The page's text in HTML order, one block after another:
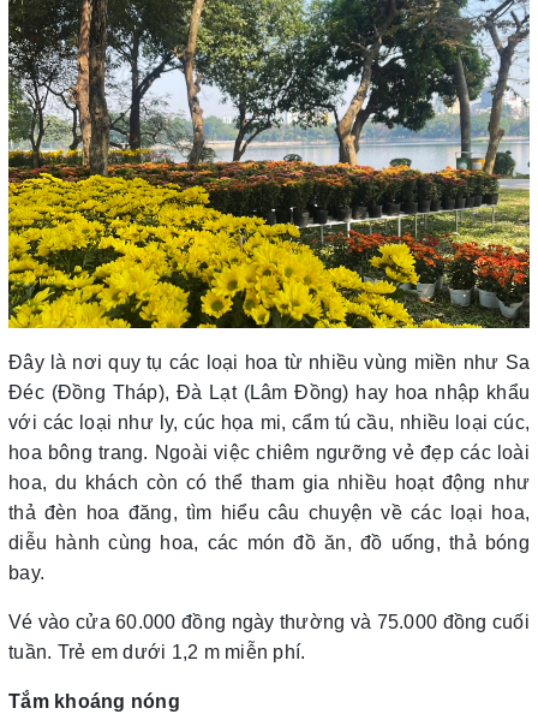
Đây là nơi quy tụ các loại hoa từ nhiều vùng miền như Sa
Đéc (Đồng Tháp), Đà Lạt (Lâm Đồng) hay hoa nhập khẩu
với các loại như ly, cúc họa mi, cẩm tú cầu, nhiều loại cúc,
hoa bông trang. Ngoài việc chiêm ngưỡng vẻ đẹp các loài
hoa, du khách còn có thể tham gia nhiều hoạt động như
thả đèn hoa đăng, tìm hiểu câu chuyện về các loại hoa,
diễu hành cùng hoa, các món đồ ăn, đồ uống, thả bóng
bay.
Vé vào cửa 60.000 đồng ngày thường và 75.000 đồng cuối
tuần. Trẻ em dưới 1,2 m miễn phí.
Tắm khoáng nóng